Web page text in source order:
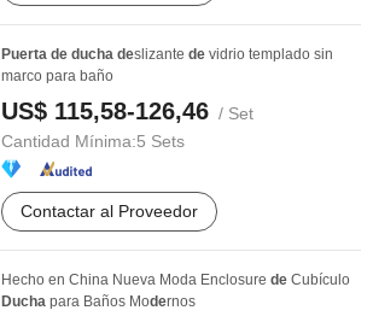
Puerta de ducha deslizante de vidrio templado sin
marco para baño
US$ 115,58-126,46 / Set
Cantidad Mínima:5 Sets
Contactar al Proveedor
Hecho en China Nueva Moda Enclosure de Cubículo
Ducha para Baños Modernos